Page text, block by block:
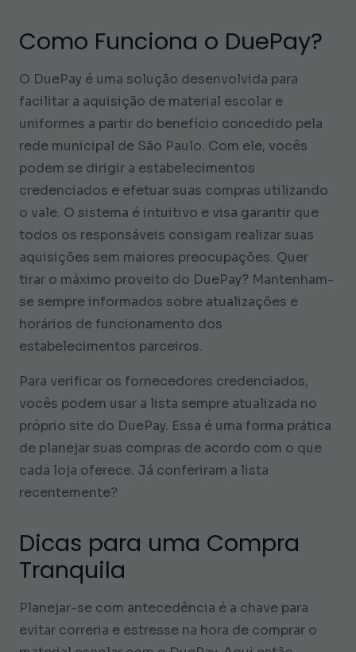
Como Funciona o DuePay?
O DuePay é uma solução desenvolvida para
facilitar a aquisição de material escolar e
uniformes a partir do benefício concedido pela
rede municipal de São Paulo. Com ele, vocês
podem se dirigir a estabelecimentos
credenciados e efetuar suas compras utilizando
o vale. O sistema é intuitivo e visa garantir que
todos os responsáveis consigam realizar suas
aquisições sem maiores preocupações. Quer
tirar o máximo proveito do DuePay? Mantenham-
se sempre informados sobre atualizações e
horários de funcionamento dos
estabelecimentos parceiros.
Para verificar os fornecedores credenciados,
vocês podem usar a lista sempre atualizada no
próprio site do DuePay. Essa é uma forma prática
de planejar suas compras de acordo com o que
cada loja oferece. Já conferiram a lista
recentemente?
Dicas para uma Compra
Tranquila
Planejar-se com antecedência é a chave para
evitar correria e estresse na hora de comprar o